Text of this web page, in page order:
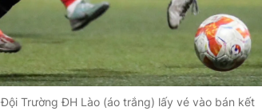
Đội Trường ĐH Lào (áo trắng) lấy vé vào bán kết